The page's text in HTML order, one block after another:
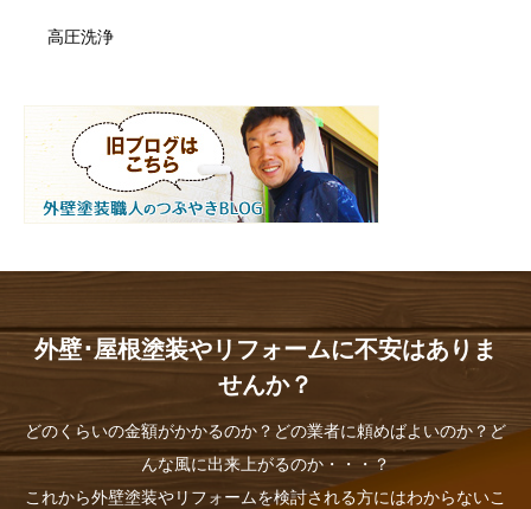
高圧洗浄
外壁･屋根塗装やリフォームに不安はありま
せんか？
どのくらいの金額がかかるのか？どの業者に頼めばよいのか？ど
んな風に出来上がるのか・・・？
これから外壁塗装やリフォームを検討される方にはわからないこ